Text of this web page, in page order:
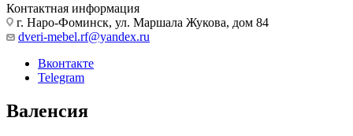
Контактная информация
г. Наро-Фоминск, ул. Маршала Жукова, дом 84
dveri-mebel.rf@yandex.ru
Вконтакте
Telegram
Валенсия